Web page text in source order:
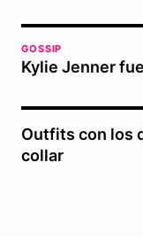
GOSSIP
Kylie Jenner
Outfits con los
collar